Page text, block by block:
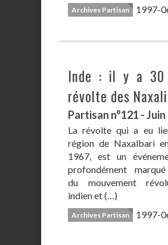
Archives Partisan 1997-
Inde : il y a 30
révolte des
Partisan n°121 -
La révolte qui a eu
région de Naxalbari
1967, est un
profondément
du mouvement
indien et (…)
Archives Partisan 1997-